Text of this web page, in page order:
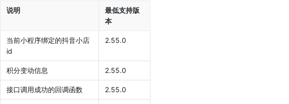
说明
最低支持版
本
当前小程序绑定的抖音小店
id
2.55.0
积分变动信息 2.55.0
接口调用成功的回调函数 2.55.0